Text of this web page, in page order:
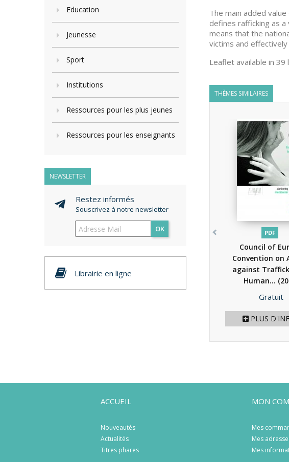
Education
Jeunesse
Sport
Institutions
Ressources pour les plus jeunes
Ressources pour les enseignants
NEWSLETTER
Restez informés
Souscrivez à notre newsletter
OK
Librairie en ligne
The main added
defines rafficking as
means that the
victims and
Leaflet available in 39
THÈMES SIMILAIRES
PDF
Council of
Convention on
against
Human...
Prix
Gratuit
PLUS
ACCUEIL
Nouveautés
Actualités
Titres phares
MON
Mes
Mes
Mes